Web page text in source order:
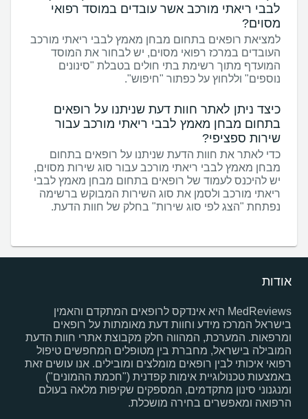
לבבי ריאתי מורכב אשר עובדים במוסד רפואי
מסוים?
למציאת רופאים בתחום מבחן מאמץ לבבי ריאתי מורכב
העובדים במרכז רפואי מסוים, יש לבחור את המוסד
המועדף מתוך רשימת בתי חולים בטבלת "סינונים
נוספים" וללחוץ על כפתור "חיפוש".
כיצד ניתן לאתר חוות דעת שניתנו על רופאים
בתחום מבחן מאמץ לבבי ריאתי מורכב עבור
שירות ספציפי?
כדי לאתר את חוות הדעת שניתנו על רופאים בתחום
מבחן מאמץ לבבי ריאתי מורכב עבור סוג שירות מסוים,
יש להיכנס לעמוד של רופאים בתחום מבחן מאמץ לבבי
ריאתי מורכב ולסמן את סוג השירות המבוקש ברשימה
נפתחת "הצג לפי סוג שירות" בחלק של חוות הדעת.
אודות
MedReviews היא אינדקס לרופאים המתקדם והאמין
בישראל המרכז מידע וחוות דעת מאומתות על רופאים
ומרפאות. המערכת, המהווה חלק מקבוצת אתרי חוות הדעת
המובילה בישראל, מחברת בין מטופלים המחפשים טיפול
רפואי איכותי לבין רופאים מומלצים ומובילים. אנו עושים זאת
באמצעות טכנולוגיית אימות קפדנית ("חכמת ההמונים")
ומנגנוני סינון מתקדמים, המספקים שקיפות מלאה בעולם
הרפואה ומאפשרים בחירה מושכלת.